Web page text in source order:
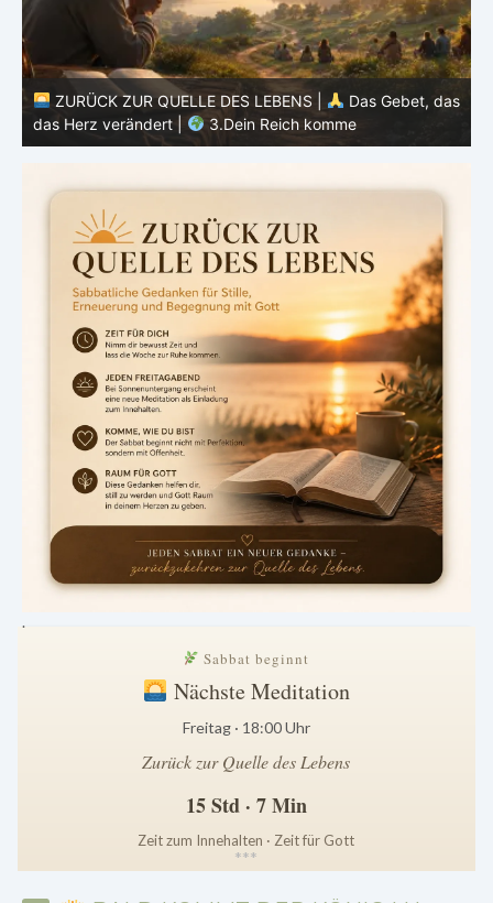
ZURÜCK ZUR QUELLE DES LEBENS |
Das Gebet, das
das Herz verändert |
2.Geheiligt werde dein Name
.
Sabbat beginnt
Nächste Meditation
Freitag · 18:00 Uhr
Zurück zur Quelle des Lebens
15 Std · 7 Min
Zeit zum Innehalten · Zeit für Gott
***